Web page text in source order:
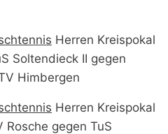
Herren Kreispokal
Soltendieck II gegen
Himbergen
Herren Kreispokal
Rosche gegen TuS